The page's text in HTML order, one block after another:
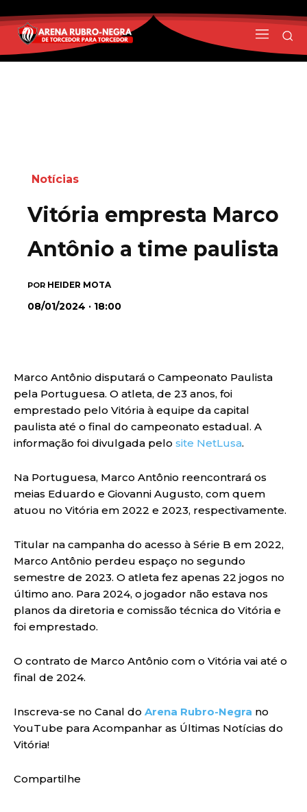
Notícias
Vitória empresta Marco
Antônio a time paulista
POR HEIDER MOTA
08/01/2024 · 18:00
Marco Antônio disputará o Campeonato Paulista
pela Portuguesa. O atleta, de 23 anos, foi
emprestado pelo Vitória à equipe da capital
paulista até o final do campeonato estadual. A
informação foi divulgada pelo site NetLusa.
Na Portuguesa, Marco Antônio reencontrará os
meias Eduardo e Giovanni Augusto, com quem
atuou no Vitória em 2022 e 2023, respectivamente.
Titular na campanha do acesso à Série B em 2022,
Marco Antônio perdeu espaço no segundo
semestre de 2023. O atleta fez apenas 22 jogos no
último ano. Para 2024, o jogador não estava nos
planos da diretoria e comissão técnica do Vitória e
foi emprestado.
O contrato de Marco Antônio com o Vitória vai até o
final de 2024.
Inscreva-se no Canal do Arena Rubro-Negra no
YouTube para Acompanhar as Últimas Notícias do
Vitória!
Compartilhe